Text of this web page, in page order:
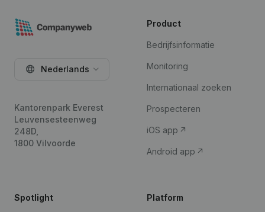
Nederlands
Kantorenpark Everest
Leuvensesteenweg
248D,
1800 Vilvoorde
Product
Bedrijfsinformatie
Monitoring
Internationaal zoeken
Prospecteren
iOS app
Android app
Spotlight Platform